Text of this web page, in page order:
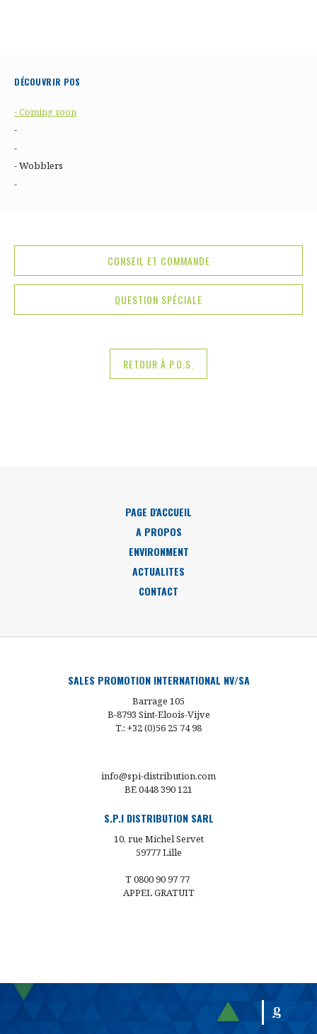
DÉCOUVRIR POS
- Coming soon
-
-
- Wobblers
-
CONSEIL ET COMMANDE
QUESTION SPÉCIALE
RETOUR À P.O.S.
PAGE D'ACCUEIL
A PROPOS
ENVIRONMENT
ACTUALITES
CONTACT
SALES PROMOTION INTERNATIONAL NV/SA
Barrage 105
B-8793 Sint-Eloois-Vijve
T.: +32 (0)56 25 74 98
info@spi-distribution.com
BE 0448 390 121
S.P.I DISTRIBUTION SARL
10, rue Michel Servet
59777 Lille
T 0800 90 97 77
APPEL GRATUIT